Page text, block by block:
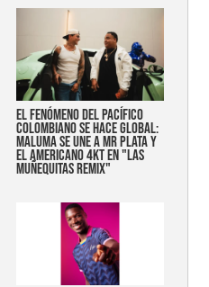
EL FENÓMENO DEL PACÍFICO
COLOMBIANO SE HACE GLOBAL:
MALUMA SE UNE A MR PLATA Y
EL AMERICANO 4KT EN "LAS
MUÑEQUITAS REMIX"